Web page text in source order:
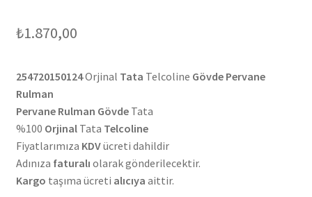
₺1.870,00
254720150124Orjinal Tata Telcoline Gövde Pervane
Rulman
Pervane Rulman GövdeTata
%100 OrjinalTata Telcoline
Fiyatlarımıza KDVücreti dahildir
Adınıza faturalı olarak gönderilecektir.
Kargo taşıma ücreti alıcıya aittir.